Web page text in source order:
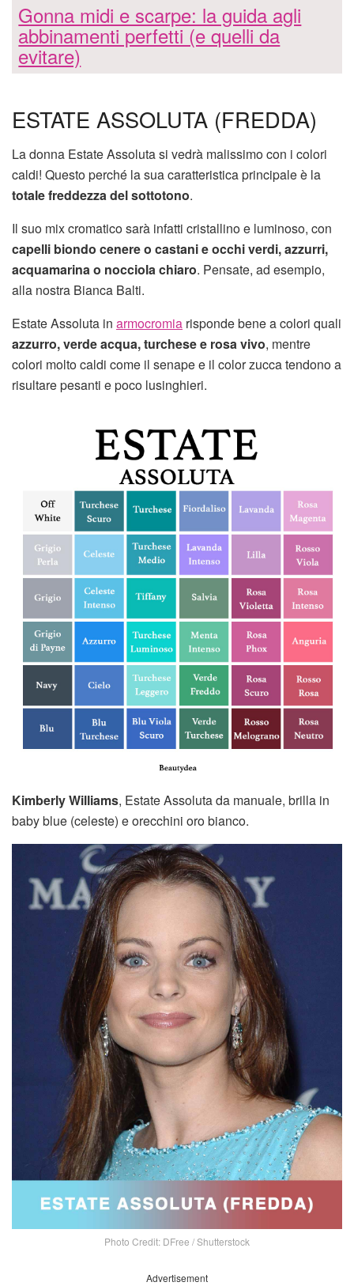
Gonna midi e scarpe: la guida agli
abbinamenti perfetti (e quelli da
evitare)
ESTATE ASSOLUTA (FREDDA)
La donna Estate Assoluta si vedrà malissimo con i colori
caldi! Questo perché la sua caratteristica principale è la
totale freddezza del sottotono.
Il suo mix cromatico sarà infatti cristallino e luminoso, con
capelli biondo cenere o castani e occhi verdi, azzurri,
acquamarina o nocciola chiaro. Pensate, ad esempio,
alla nostra Bianca Balti.
Estate Assoluta in armocromia risponde bene a colori quali
azzurro, verde acqua, turchese e rosa vivo, mentre
colori molto caldi come il senape e il color zucca tendono a
risultare pesanti e poco lusinghieri.
Kimberly Williams, Estate Assoluta da manuale, brilla in
baby blue (celeste) e orecchini oro bianco.
Photo Credit: DFree / Shutterstock
Advertisement